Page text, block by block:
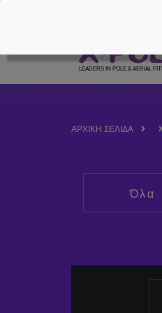
ΑΡΧΙΚΉ ΣΕΛΊΔΑ
Όλα